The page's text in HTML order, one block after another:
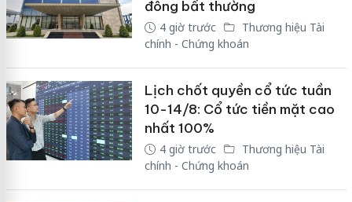
đông bất thường
4 giờ trước
Thương hiệu Tài
chính - Chứng khoán
Lịch chốt quyền cổ tức tuần
10-14/8: Cổ tức tiền mặt cao
nhất 100%
4 giờ trước
Thương hiệu Tài
chính - Chứng khoán